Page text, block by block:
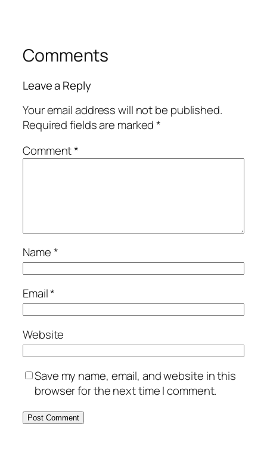
Comments
Leave a Reply
Your email address will not be published.
Required fields are marked*
Comment*
Name*
Email*
Website
Save my name, email, and website in this
browser for the next time I comment.